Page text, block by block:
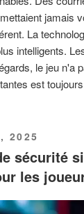
jamais
La
intelligents.
le jeu n'a
est
2025
sécurité
les